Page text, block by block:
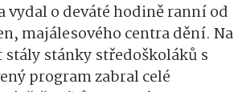
vydal o deváté hodině ranní od
majálesového centra dění. Na
stánky středoškoláků s
program zabral celé